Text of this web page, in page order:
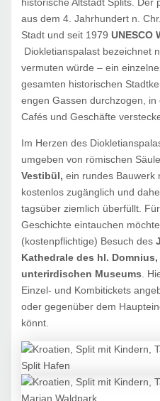
aus dem 4. Jahrhundert n.
Stadt und seit 1979 UNESCO
Diokletianspalast bezeichnet
vermuten würde – ein
gesamten historischen
engen Gassen durchzogen, in
Cafés und Geschäfte
Im Herzen des
umgeben von römischen
Vestibül, ein rundes Bauwerk
kostenlos zugänglich und
tagsüber ziemlich überfüllt.
Geschichte eintauchen
(kostenpflichtige) Besuch des
Kathedrale des hl. Domnius,
unterirdischen Museums .
Einzel- und Kombitickets
oder gegenüber dem
könnt.